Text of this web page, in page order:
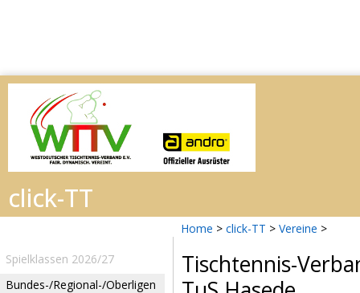
Home > click-TT > Vereine >
Spielklassen 2026/27
Bundes-/Regional-/Oberligen
Tischtennis-